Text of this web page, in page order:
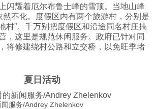
闪耀着厄尔布鲁士峰的雪顶。当地山峰
然不化。度假区内有两个旅游村，分别是
村”。千万别把度假区和沿途同名村庄搞
，这里是规范休闲服务。政府已针对同
将修建绕村公路和立交桥，以免旺季堵
夏日活动
服务/Andrey Zhelenkov